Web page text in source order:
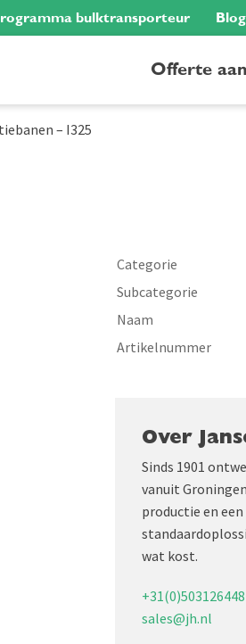
bulktransporteur Blog
Offerte
– I325
Categorie
Subcategorie
Naam
Artikelnummer
Over
Sinds 1901
vanuit
productie en
wat kost.
+31(0)503126448
sales@jh.nl